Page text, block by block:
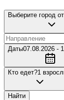
Выберите город
Даты07.08.2026 -
Кто едет?1
Найти